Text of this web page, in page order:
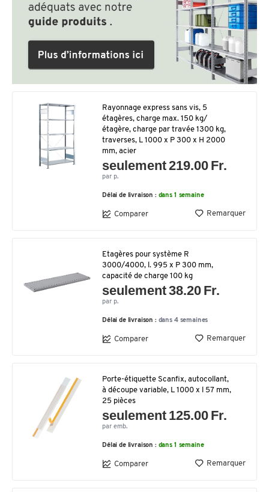
Rayonnage express sans vis, 5
étagères, charge max. 150 kg/
étagère, charge par travée 1300 kg,
traverses, L 1000 x P 300 x H 2000
mm, acier
seulement 219.00 Fr.
par p.
Délai de livraison : dans 1 semaine
Comparer Remarquer
Etagères pour système R
3000/4000, l. 995 x P 300 mm,
capacité de charge 100 kg
seulement 38.20 Fr.
par p.
Délai de livraison : dans 4 semaines
Comparer Remarquer
Porte-étiquette Scanfix, autocollant,
à découpe variable, L 1000 x l 57 mm,
25 pièces
seulement 125.00 Fr.
par emb.
Délai de livraison : dans 1 semaine
Comparer Remarquer